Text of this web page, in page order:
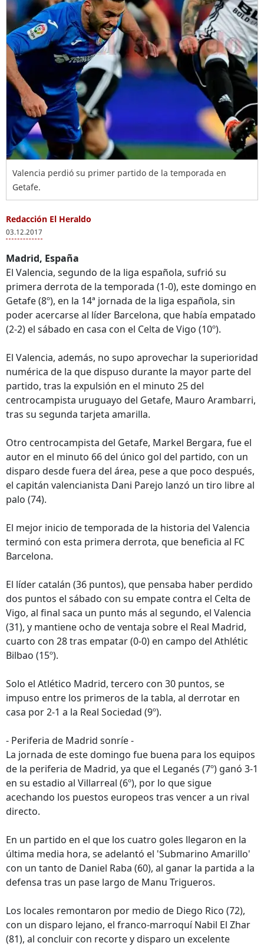
Valencia perdió su primer partido de la temporada en
Getafe.
Redacción El Heraldo
03.12.2017
Madrid, España
El Valencia, segundo de la liga española, sufrió su
primera derrota de la temporada (1-0), este domingo en
Getafe (8º), en la 14ª jornada de la liga española, sin
poder acercarse al líder Barcelona, que había empatado
(2-2) el sábado en casa con el Celta de Vigo (10º).
El Valencia, además, no supo aprovechar la superioridad
numérica de la que dispuso durante la mayor parte del
partido, tras la expulsión en el minuto 25 del
centrocampista uruguayo del Getafe, Mauro Arambarri,
tras su segunda tarjeta amarilla.
Otro centrocampista del Getafe, Markel Bergara, fue el
autor en el minuto 66 del único gol del partido, con un
disparo desde fuera del área, pese a que poco después,
el capitán valencianista Dani Parejo lanzó un tiro libre al
palo (74).
El mejor inicio de temporada de la historia del Valencia
terminó con esta primera derrota, que beneficia al FC
Barcelona.
El líder catalán (36 puntos), que pensaba haber perdido
dos puntos el sábado con su empate contra el Celta de
Vigo, al final saca un punto más al segundo, el Valencia
(31), y mantiene ocho de ventaja sobre el Real Madrid,
cuarto con 28 tras empatar (0-0) en campo del Athlétic
Bilbao (15º).
Solo el Atlético Madrid, tercero con 30 puntos, se
impuso entre los primeros de la tabla, al derrotar en
casa por 2-1 a la Real Sociedad (9º).
- Periferia de Madrid sonríe -
La jornada de este domingo fue buena para los equipos
de la periferia de Madrid, ya que el Leganés (7º) ganó 3-1
en su estadio al Villarreal (6º), por lo que sigue
acechando los puestos europeos tras vencer a un rival
directo.
En un partido en el que los cuatro goles llegaron en la
última media hora, se adelantó el 'Submarino Amarillo'
con un tanto de Daniel Raba (60), al ganar la partida a la
defensa tras un pase largo de Manu Trigueros.
Los locales remontaron por medio de Diego Rico (72),
con un disparo lejano, el franco-marroquí Nabil El Zhar
(81), al concluir con recorte y disparo un excelente